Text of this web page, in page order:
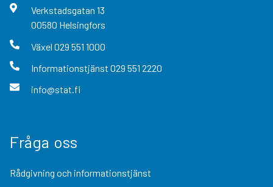
Verkstadsgatan 13
00580 Helsingfors
Växel 029 551 1000
Informationstjänst 029 551 2220
info@stat.fi
Fråga oss
Rådgivning och informationstjänst